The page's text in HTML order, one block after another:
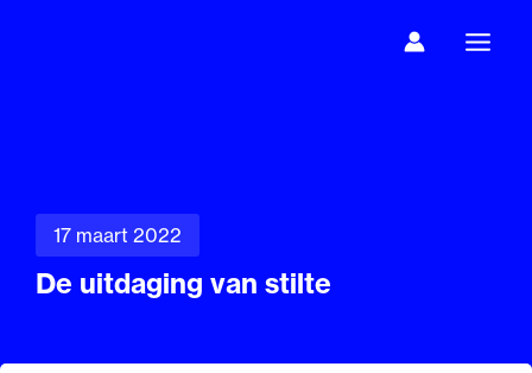
17 maart 2022
De uitdaging van stilte